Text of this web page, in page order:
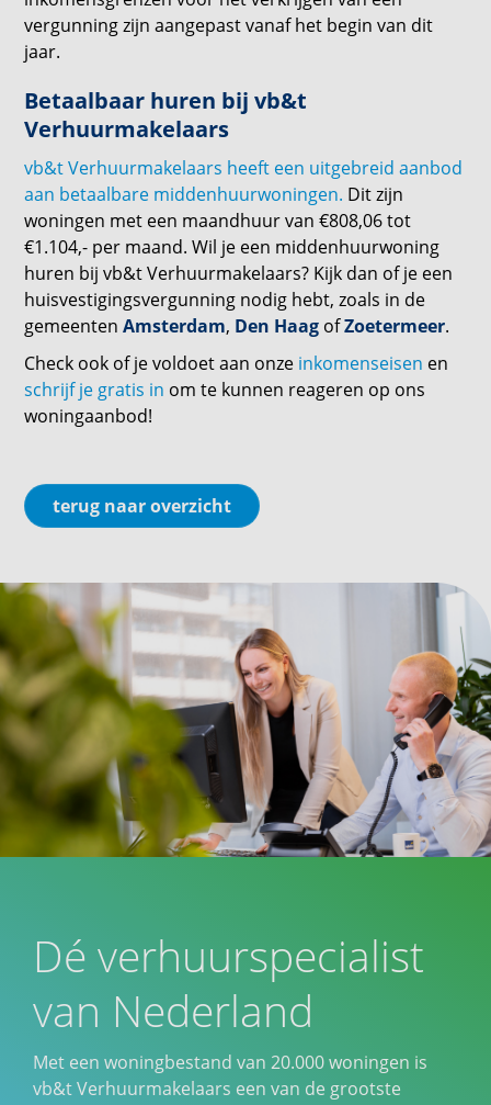
vergunning zijn aangepast vanaf het begin van dit
jaar.
Betaalbaar huren bij vb&t
Verhuurmakelaars
vb&t Verhuurmakelaars heeft een uitgebreid aanbod
aan betaalbare middenhuurwoningen. Dit zijn
woningen met een maandhuur van €808,06 tot
€1.104,- per maand. Wil je een middenhuurwoning
huren bij vb&t Verhuurmakelaars? Kijk dan of je een
huisvestigingsvergunning nodig hebt, zoals in de
gemeentenAmsterdam, Den Haag ofZoetermeer.
Check ook of je voldoet aan onze inkomenseisen en
schrijf je gratis in om te kunnen reageren op ons
woningaanbod!
terug naar overzicht
Dé verhuurspecialist
van Nederland
Met een woningbestand van 20.000 woningen is
vb&t Verhuurmakelaars een van de grootste